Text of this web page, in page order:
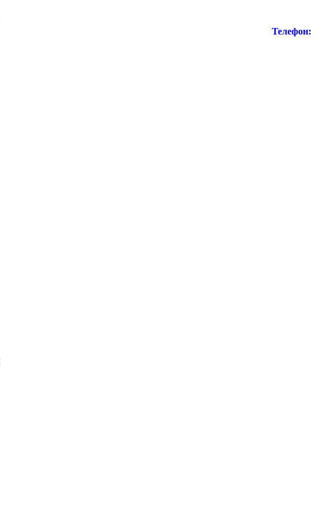
Телефон: